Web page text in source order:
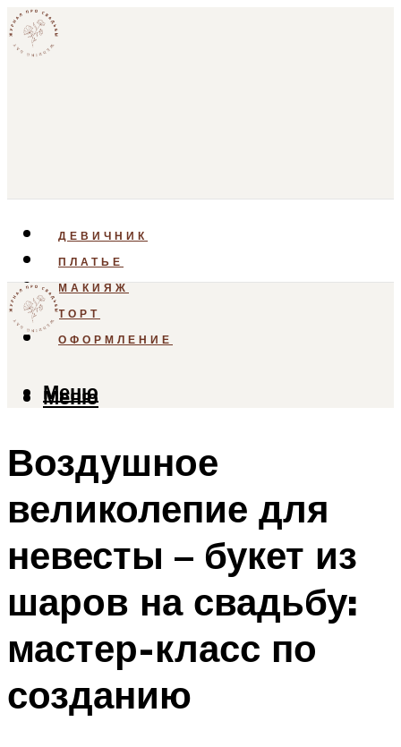
ДЕВИЧНИК
ПЛАТЬЕ
МАКИЯЖ
ТОРТ
ОФОРМЛЕНИЕ
Меню
Меню
Воздушное
великолепие для
невесты – букет из
шаров на свадьбу:
мастер-класс по
созданию